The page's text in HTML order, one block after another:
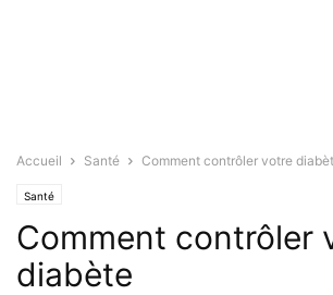
Accueil Santé Comment contrôler votre
Santé
Comment contrôler
diabète